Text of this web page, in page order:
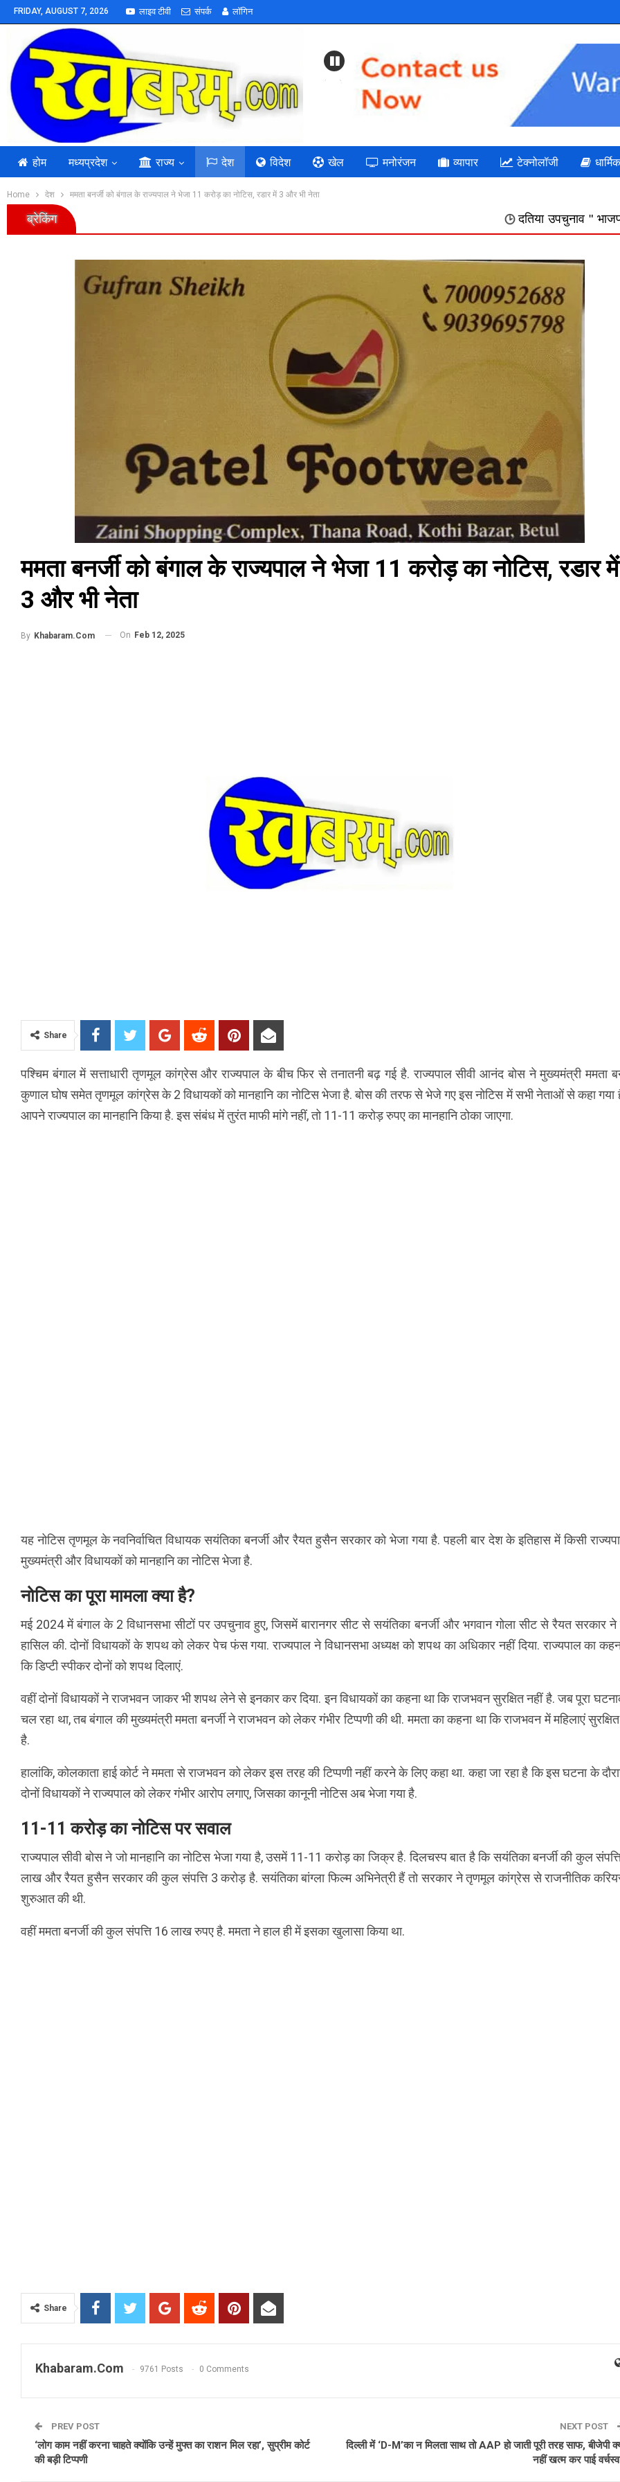
FRIDAY, AUGUST 7, 2026 लाइव टीवी संपर्क लॉगिन
Previous
होम मध्यप्रदेश राज्य देश विदेश खेल मनोरंजन व्यापार टेक्नोलॉजी धार्मिक
Home देश ममता बनर्जी को बंगाल के राज्यपाल ने भेजा 11 करोड़ का नोटिस, रडार में 3 और भी नेता
ब्रेकिंग दतिया उपचुनाव " भाजपा: गलत निर्णयों की
ममता बनर्जी को बंगाल के राज्यपाल ने भेजा 11 करोड़ का नोटिस, रडार में
3 और भी नेता
By Khabaram.Com On Feb 12, 2025
Share
पश्चिम बंगाल में सत्ताधारी तृणमूल कांग्रेस और राज्यपाल के बीच फिर से तनातनी बढ़ गई है. राज्यपाल सीवी आनंद बोस ने मुख्यमंत्री ममता
कुणाल घोष समेत तृणमूल कांग्रेस के 2 विधायकों को मानहानि का नोटिस भेजा है. बोस की तरफ से भेजे गए इस नोटिस में सभी नेताओं से कहा गया
आपने राज्यपाल का मानहानि किया है. इस संबंध में तुरंत माफी मांगे नहीं, तो 11-11 करोड़ रुपए का मानहानि ठोका जाएगा.
यह नोटिस तृणमूल के नवनिर्वाचित विधायक सयंतिका बनर्जी और रैयत हुसैन सरकार को भेजा गया है. पहली बार देश के इतिहास में किसी
मुख्यमंत्री और विधायकों को मानहानि का नोटिस भेजा है.
नोटिस का पूरा मामला क्या है?
मई 2024 में बंगाल के 2 विधानसभा सीटों पर उपचुनाव हुए, जिसमें बारानगर सीट से सयंतिका बनर्जी और भगवान गोला सीट से रैयत सरकार ने
हासिल की. दोनों विधायकों के शपथ को लेकर पेच फंस गया. राज्यपाल ने विधानसभा अध्यक्ष को शपथ का अधिकार नहीं दिया. राज्यपाल का
कि डिप्टी स्पीकर दोनों को शपथ दिलाएं.
वहीं दोनों विधायकों ने राजभवन जाकर भी शपथ लेने से इनकार कर दिया. इन विधायकों का कहना था कि राजभवन सुरक्षित नहीं है. जब पूरा
चल रहा था, तब बंगाल की मुख्यमंत्री ममता बनर्जी ने राजभवन को लेकर गंभीर टिप्पणी की थी. ममता का कहना था कि राजभवन में महिलाएं
है.
हालांकि, कोलकाता हाई कोर्ट ने ममता से राजभवन को लेकर इस तरह की टिप्पणी नहीं करने के लिए कहा था. कहा जा रहा है कि इस घटना के
दोनों विधायकों ने राज्यपाल को लेकर गंभीर आरोप लगाए, जिसका कानूनी नोटिस अब भेजा गया है.
11-11 करोड़ का नोटिस पर सवाल
राज्यपाल सीवी बोस ने जो मानहानि का नोटिस भेजा गया है, उसमें 11-11 करोड़ का जिक्र है. दिलचस्प बात है कि सयंतिका बनर्जी की कुल
लाख और रैयत हुसैन सरकार की कुल संपत्ति 3 करोड़ है. सयंतिका बांग्ला फिल्म अभिनेत्री हैं तो सरकार ने तृणमूल कांग्रेस से राजनीतिक
शुरुआत की थी.
वहीं ममता बनर्जी की कुल संपत्ति 16 लाख रुपए है. ममता ने हाल ही में इसका खुलासा किया था.
Share
Khabaram.Com 9761 Posts 0 Comments
PREV POST
‘लोग काम नहीं करना चाहते क्योंकि उन्हें मुफ्त का राशन मिल रहा’, सुप्रीम कोर्ट
की बड़ी टिप्पणी
NEXT POST
दिल्ली में ‘D-M’का न मिलता साथ तो AAP हो जाती पूरी तरह साफ, बीजेपी
नहीं खत्म कर पाई